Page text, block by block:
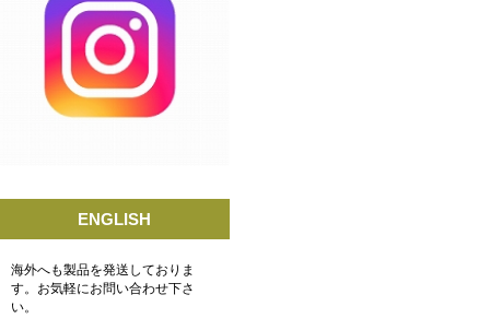
ENGLISH
海外へも製品を発送しておりま
す。お気軽にお問い合わせ下さ
い。